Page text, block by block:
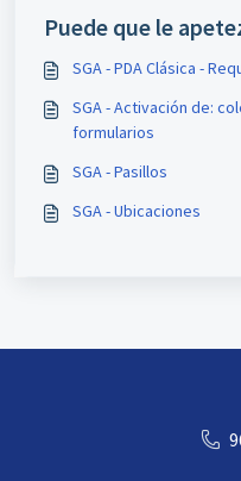
Puede que le
SGA - PDA Clásica -
SGA - Activación de:
formularios
SGA - Pasillos
SGA - Ubicaciones